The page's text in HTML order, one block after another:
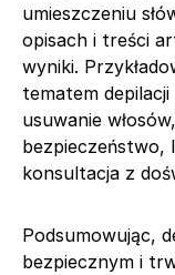
umieszczeniu
opisach i treści
wyniki.
tematem
usuwanie
bezpieczeństwo,
konsultacja z
Podsumowując,
bezpiecznym i